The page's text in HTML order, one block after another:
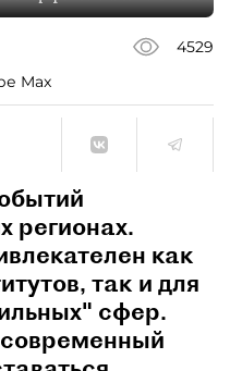
4529
Max
регионах.
как
так и для
сфер.